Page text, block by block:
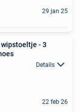
29 jan 25
- 3
Details
22 feb 26